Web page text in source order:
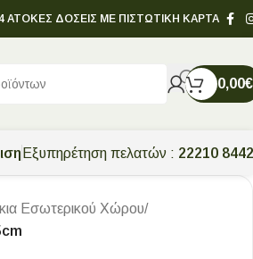
ΑΤΟΚΕΣ ΔΟΣΕΙΣ ΜΕ ΠΙΣΤΩΤΙΚΗ ΚΑΡΤΑ
0,00€
Εξυπηρέτηση πελατών : 22210
Εσωτερικού Χώρου/